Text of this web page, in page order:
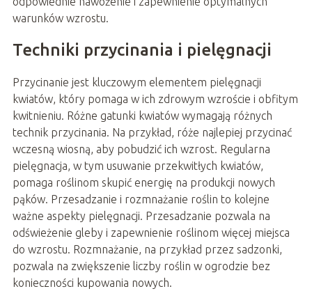
warunków wzrostu.
Techniki przycinania i pielęgnacji
Przycinanie jest kluczowym elementem pielęgnacji
kwiatów, który pomaga w ich zdrowym wzroście i obfitym
kwitnieniu. Różne gatunki kwiatów wymagają różnych
technik przycinania. Na przykład, róże najlepiej przycinać
wczesną wiosną, aby pobudzić ich wzrost. Regularna
pielęgnacja, w tym usuwanie przekwitłych kwiatów,
pomaga roślinom skupić energię na produkcji nowych
pąków. Przesadzanie i rozmnażanie roślin to kolejne
ważne aspekty pielęgnacji. Przesadzanie pozwala na
odświeżenie gleby i zapewnienie roślinom więcej miejsca
do wzrostu. Rozmnażanie, na przykład przez sadzonki,
pozwala na zwiększenie liczby roślin w ogrodzie bez
konieczności kupowania nowych.